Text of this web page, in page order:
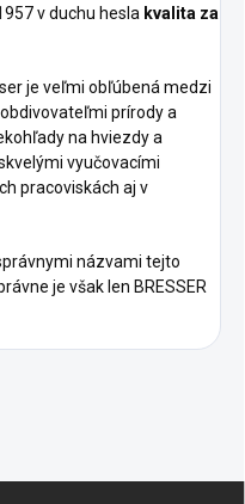
v duchu hesla kvalita za
je veľmi obľúbená medzi
prírody a
na hviezdy a
vyučovacími
pracoviskách aj v
názvami tejto
je však len BRESSER